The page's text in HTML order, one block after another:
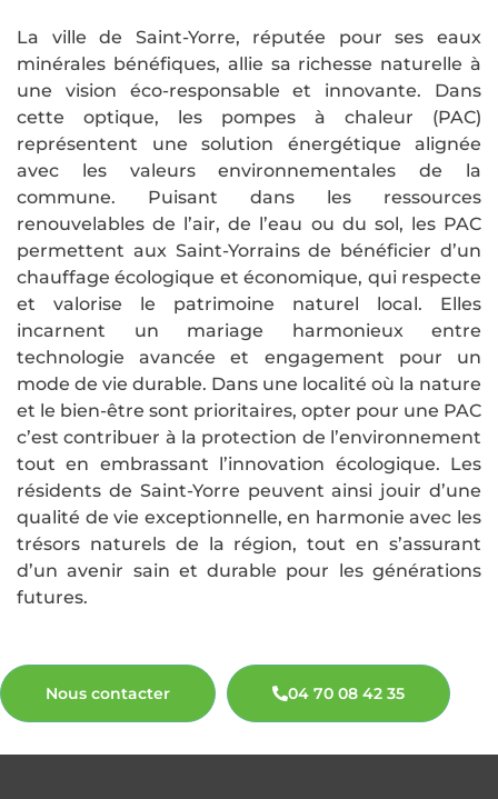
La ville de Saint-Yorre, réputée pour ses eaux
minérales bénéfiques, allie sa richesse naturelle à
une vision éco-responsable et innovante. Dans
cette optique, les pompes à chaleur (PAC)
représentent une solution énergétique alignée
avec les valeurs environnementales de la
commune. Puisant dans les ressources
renouvelables de l’air, de l’eau ou du sol, les PAC
permettent aux Saint-Yorrains de bénéficier d’un
chauffage écologique et économique, qui respecte
et valorise le patrimoine naturel local. Elles
incarnent un mariage harmonieux entre
technologie avancée et engagement pour un
mode de vie durable. Dans une localité où la nature
et le bien-être sont prioritaires, opter pour une PAC
c’est contribuer à la protection de l’environnement
tout en embrassant l’innovation écologique. Les
résidents de Saint-Yorre peuvent ainsi jouir d’une
qualité de vie exceptionnelle, en harmonie avec les
trésors naturels de la région, tout en s’assurant
d’un avenir sain et durable pour les générations
futures.
Nous contacter 04 70 08 42 35